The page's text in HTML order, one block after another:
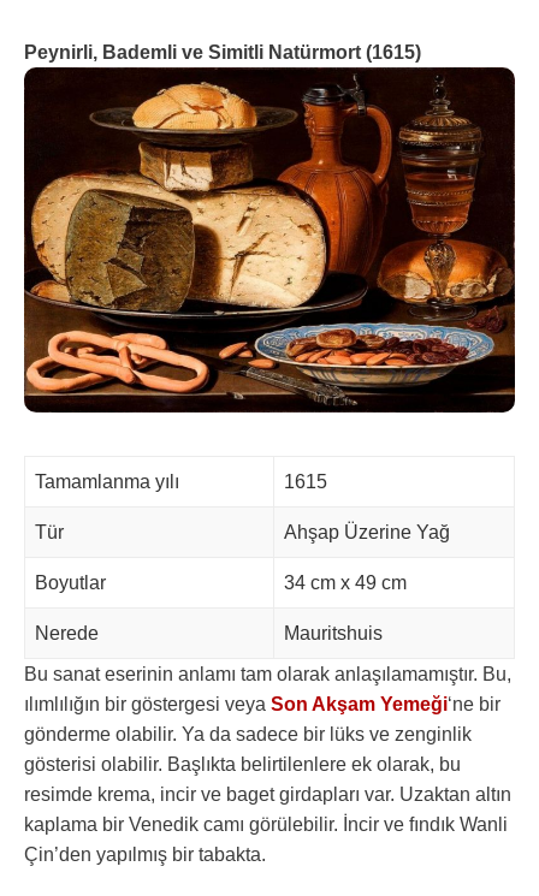
Peynirli, Bademli ve Simitli Natürmort (1615)
Tamamlanma yılı 1615
Tür Ahşap Üzerine Yağ
Boyutlar 34 cm x 49 cm
Nerede
Mauritshuis
Bu sanat eserinin anlamı tam olarak anlaşılamamıştır. Bu,
ılımlılığın bir göstergesi veya Son Akşam Yemeği‘ne bir
gönderme olabilir. Ya da sadece bir lüks ve zenginlik
gösterisi olabilir. Başlıkta belirtilenlere ek olarak, bu
resimde krema, incir ve baget girdapları var. Uzaktan altın
kaplama bir Venedik camı görülebilir. İncir ve fındık Wanli
Çin’den yapılmış bir tabakta.